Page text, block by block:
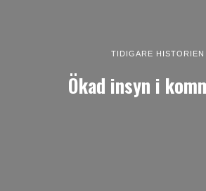
TIDIGARE HISTORIEN
Ökad insyn i